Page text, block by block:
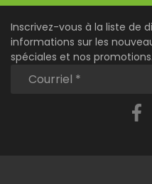
Inscrivez-vous à la liste de
informations sur les
spéciales et nos promotions.